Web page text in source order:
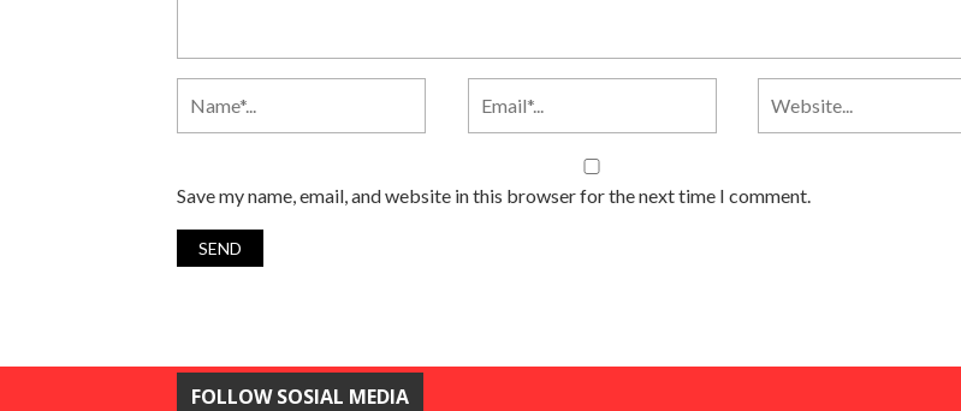
Save my name, email, and website in this browser for the next time I comment.
FOLLOW SOSIAL MEDIA